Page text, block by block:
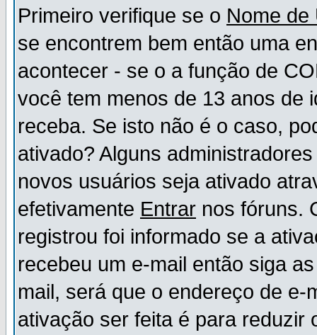
Primeiro verifique se o Nome de
se encontrem bem então uma
acontecer - se o a função de
você tem menos de 13 anos de
receba. Se isto não é o caso,
ativado? Alguns
novos usuários seja ativado
efetivamente Entrar nos fóruns.
registrou foi informado se a
recebeu um e-mail então siga
mail, será que o endereço de
ativação ser feita é para reduzir